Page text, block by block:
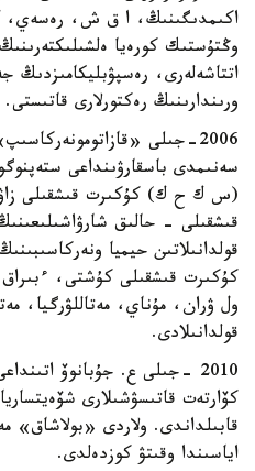
اكىمدىگىنىڭ، ا ق ش،
وڭتۇستىك كورەيا
اتتاشەلەرى،
ورىندارىنىڭ رەكتورلارى قاتىستى.
2006-جىلى
سەنىمدى باسقارۋىنداعى
(س ك ح ك) كۇكىرت قىشقىلى
قىشقىلى - حالىق
قولدانىلاتىن حيميا
كۇكىرت قىشقىلى كۇشتى، ءبىراق
ول ۋران، مۇناي، مەتاللۋرگيا،
قولدانىلادى.
2010 -جىلى ع. جۇبانوۆ
كۆارتەت قاتىسۋشىلارى
قابىلداندى. ولاردى «بولاشاق»
اياسىندا وقىتۋ كوزدەلدى.